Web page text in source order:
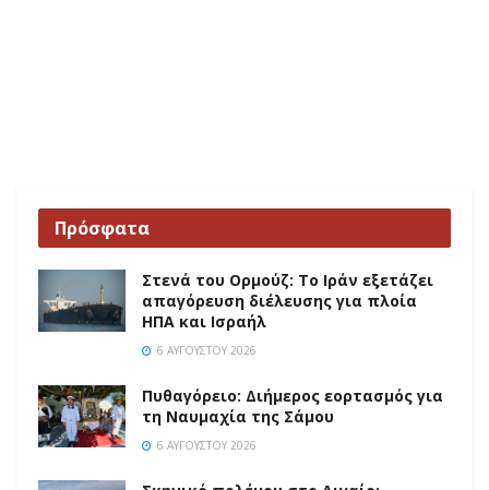
Πρόσφατα
Στενά του Ορμούζ: Το Ιράν εξετάζει
απαγόρευση διέλευσης για πλοία
ΗΠΑ και Ισραήλ
6 ΑΥΓΟΎΣΤΟΥ 2026
Πυθαγόρειο: Διήμερος εορτασμός για
τη Ναυμαχία της Σάμου
6 ΑΥΓΟΎΣΤΟΥ 2026